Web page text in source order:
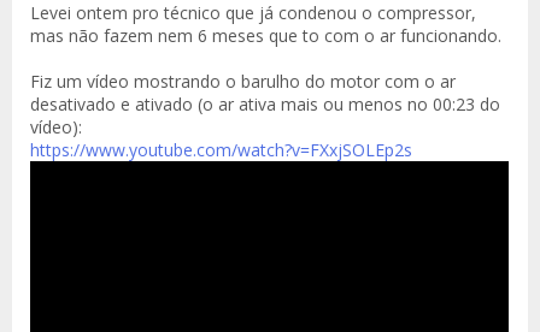
Levei ontem pro técnico que já condenou o compressor,
mas não fazem nem 6 meses que to com o ar funcionando.
Fiz um vídeo mostrando o barulho do motor com o ar
desativado e ativado (o ar ativa mais ou menos no 00:23 do
vídeo):
https://www.youtube.com/watch?v=FXxjSOLEp2s